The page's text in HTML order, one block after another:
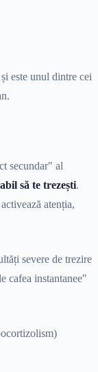
este unul dintre cei
secundar" al
să te trezești.
atenția,
severe de trezire
cafea instantanee"